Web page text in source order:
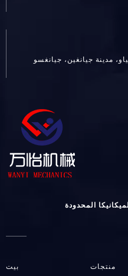
مدينة جيانغين، جيانغسو
المحدودة
بيت منتجات